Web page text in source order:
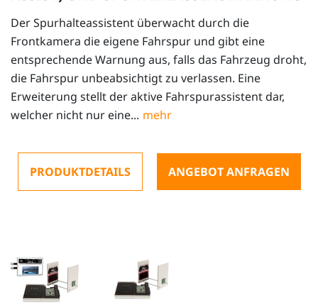
Der Spurhalteassistent überwacht durch die
Frontkamera die eigene Fahrspur und gibt eine
entsprechende Warnung aus, falls das Fahrzeug droht,
die Fahrspur unbeabsichtigt zu verlassen. Eine
Erweiterung stellt der aktive Fahrspurassistent dar,
welcher nicht nur eine...
PRODUKTDETAILS ANGEBOT ANFRAGEN